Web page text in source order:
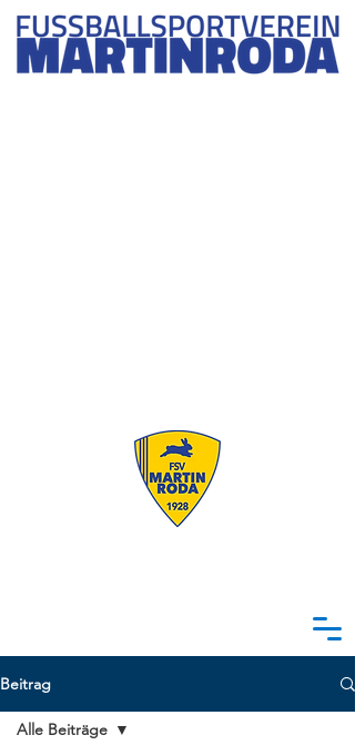
Beitrag
Alle Beiträge